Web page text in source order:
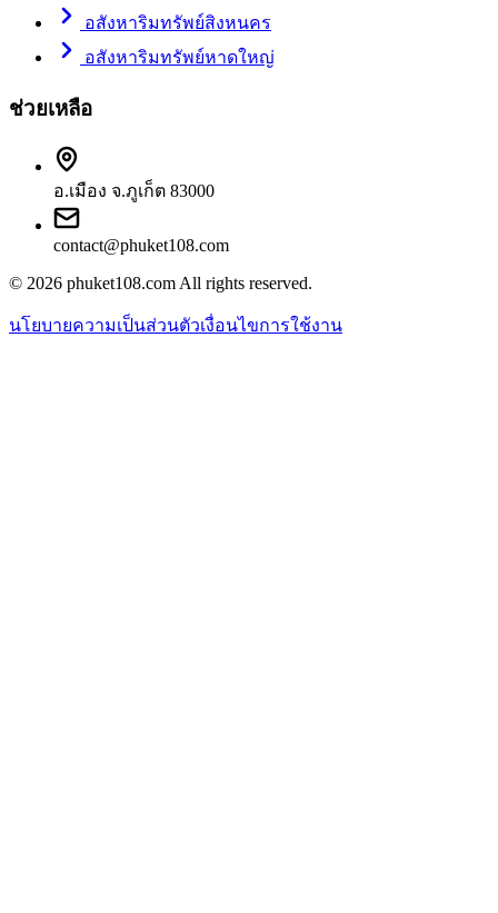
อสังหาริมทรัพย์สิงหนคร
อสังหาริมทรัพย์หาดใหญ่
ช่วยเหลือ
อ.เมือง จ.ภูเก็ต 83000
contact@phuket108.com
© 2026 phuket108.com All rights reserved.
นโยบายความเป็นส่วนตัวเงื่อนไขการใช้งาน